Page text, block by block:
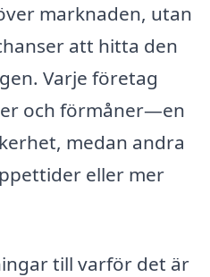
marknaden, utan
att hitta den
Varje företag
och förmåner—en
medan andra
eller mer
till varför det är